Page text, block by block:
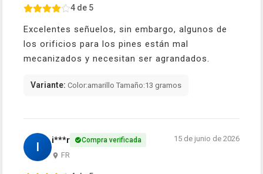
4 de 5
Excelentes señuelos, sin embargo, algunos de
los orificios para los pines están mal
mecanizados y necesitan ser agrandados.
Variante: Color:amarillo Tamaño:13 gramos
I i***r Compra verificada
FR
15 de junio de 2026